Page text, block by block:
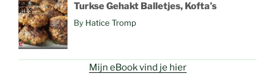
Turkse Gehakt Balletjes, Kofta’s
By Hatice Tromp
Mijn eBook vind je hier